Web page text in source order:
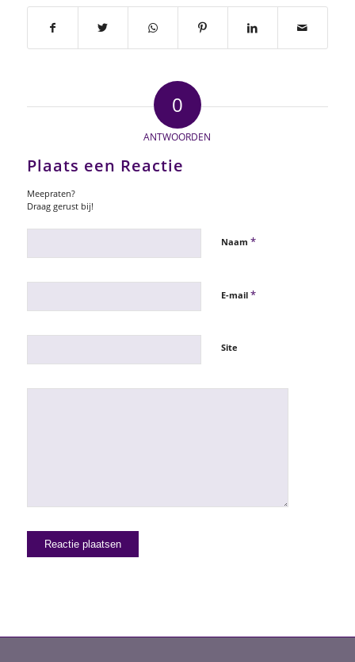
0
ANTWOORDEN
Plaats een Reactie
Meepraten?
Draag gerust bij!
Naam *
E-mail *
Site